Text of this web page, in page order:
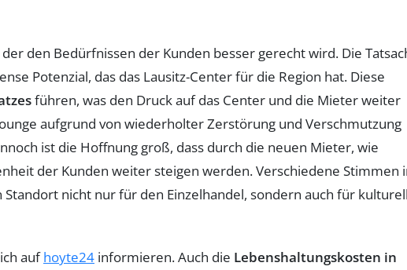
den Bedürfnissen der Kunden besser gerecht wird. Die
Potenzial, das das Lausitz-Center für die Region hat. Diese
führen, was den Druck auf das Center und die Mieter weiter
aufgrund von wiederholter Zerstörung und Verschmutzung
ist die Hoffnung groß, dass durch die neuen Mieter, wie
der Kunden weiter steigen werden. Verschiedene Stimmen
nicht nur für den Einzelhandel, sondern auch für
aufhoyte24 informieren. Auch die Lebenshaltungskosten in